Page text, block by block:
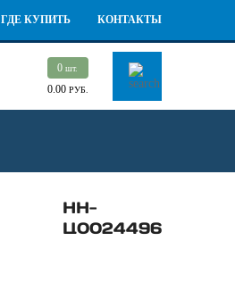
ГДЕ КУПИТЬ КОНТАКТЫ
0шт.
0.00 РУБ.
НН-
Ц0024496